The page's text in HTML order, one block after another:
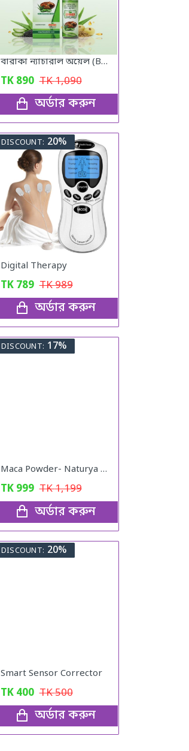
বারাকা ন্যাচারাল অয়েল (Baraka Natural oil) – 120 মিলি
TK 890 TK1,090
অর্ডার করুন
DISCOUNT: 20%
Digital Therapy
TK 789 TK989
অর্ডার করুন
DISCOUNT: 17%
Maca Powder- Naturya Organic
TK 999 TK1,199
অর্ডার করুন
DISCOUNT: 20%
Smart Sensor Corrector
TK 400 TK500
অর্ডার করুন